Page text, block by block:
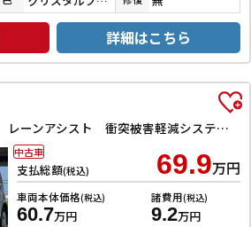
詳細はこちら
L クリアランスソナー レーンアシスト 衝突被害軽減システム オートライト キーレスエントリー アイドリングストップ 電動格納ミラー シートヒーター CVT 盗難防止システム ABS ESC CD
支払総額(税込) 69.9万円
車両本体価格(税込)
60.7万円
諸費用(税込)
9.2万円
中古車